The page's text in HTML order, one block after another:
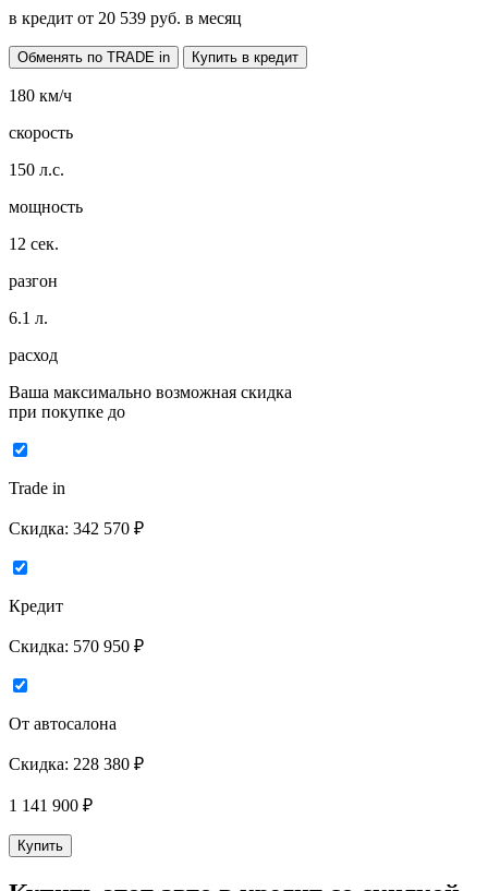
в кредит от 20 539 руб. в месяц
Обменять по TRADE in Купить в кредит
180 км/ч
скорость
150 л.с.
мощность
12 сек.
разгон
6.1 л.
расход
Ваша максимально возможная скидка
при покупке до
Trade in
Скидка: 342 570 ₽
Кредит
Скидка: 570 950 ₽
От автосалона
Скидка: 228 380 ₽
1 141 900 ₽
Купить